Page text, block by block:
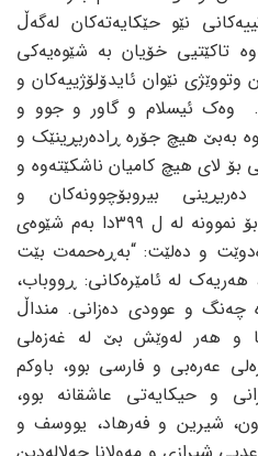
نێو حێکایه‌ته‌کان له‌گه‌ڵ
تاکێتیی خۆیان به‌ شێوه‌یه‌کی
نێوان ئایدۆلۆژییه‌کان و
وه‌ک ئیسلام و گاور و جوو و
به‌بێ هیچ جۆره‌ ڕاده‌ربڕینێک و
بۆ لای هیچ کامیان ناشکێته‌وه‌ و
بیروبۆچوونه‌کان و
جیهانبینییه‌کانی خۆی ده‌دات. بۆ نموونه‌ له‌ ل ٣٩٩دا به‌م شێوه‌ی
و ده‌لێت: “به‌ڕه‌حمه‌ت بێت
هه‌ریه‌ک له‌ ئامێره‌کانی: ڕووباب،
چه‌نگ و عوودی ده‌زانی. منداڵ
و هه‌ر له‌وێش بێ له‌ غه‌زه‌لی
عه‌ره‌بی و فارسی بوو، باوکم
و حیکایه‌تی عاشقانه‌ بوو،
شیرین و فه‌رهاد، یووسف و